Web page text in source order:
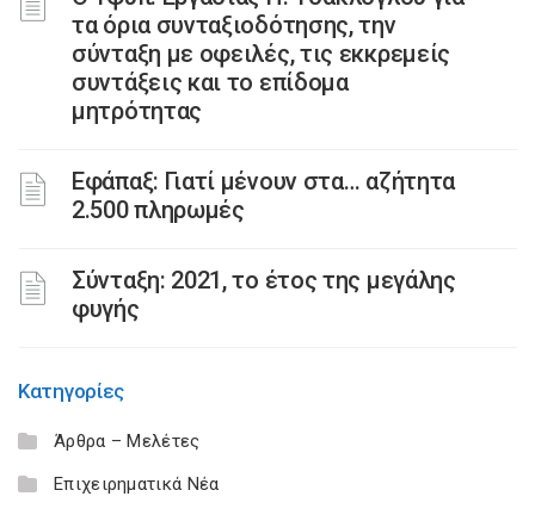
τα όρια συνταξιοδότησης, την
σύνταξη με οφειλές, τις εκκρεμείς
συντάξεις και το επίδομα
μητρότητας
Εφάπαξ: Γιατί μένουν στα… αζήτητα
2.500 πληρωμές
Σύνταξη: 2021, το έτος της μεγάλης
φυγής
Κατηγορίες
Άρθρα – Μελέτες
Επιχειρηματικά Νέα